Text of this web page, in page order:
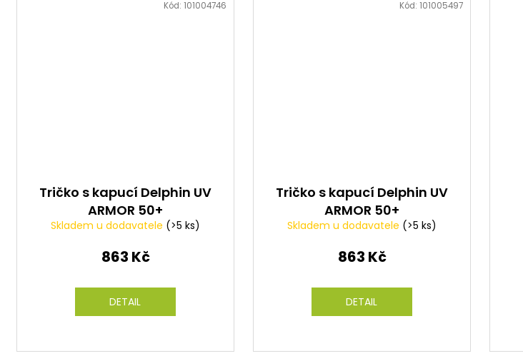
Tričko s kapucí Delphin UV
ARMOR 50+
Skladem u dodavatele (>5 ks)
863 Kč
DETAIL
Kód: 101004746
Tričko s kapucí Delphin UV
ARMOR 50+
Skladem u dodavatele (>5 ks)
863 Kč
DETAIL
Kód: 101005497